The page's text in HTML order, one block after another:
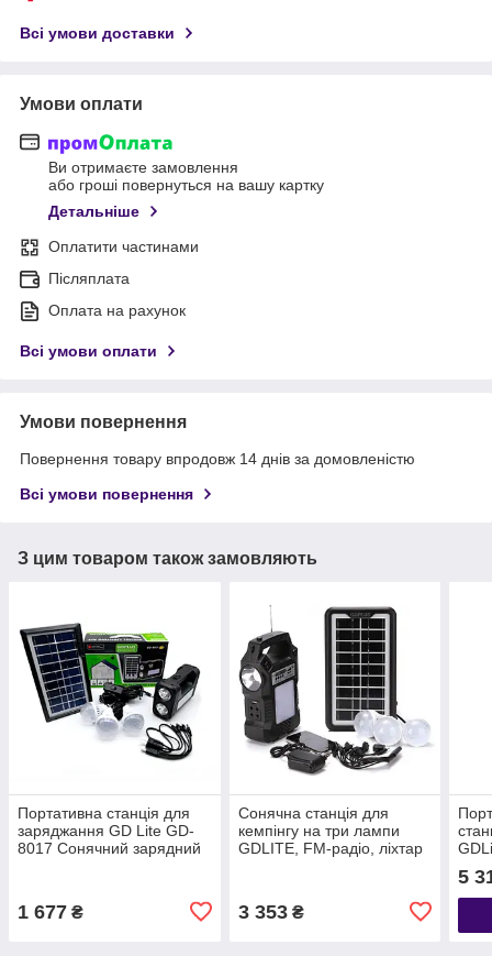
Всі умови доставки
Умови оплати
Ви отримаєте замовлення
або гроші повернуться на вашу картку
Детальніше
Оплатити частинами
Післяплата
Оплата на рахунок
Всі умови оплати
Умови повернення
Повернення товару впродовж 14 днів за домовленістю
Всі умови повернення
З цим товаром також замовляють
Портативна станція для
заряджання GD Lite GD-
8017 Сонячний зарядний
1 677 ₴
Сонячна станція для
кемпінгу на три лампи
GDLITE, FM-радіо, ліхтар
3 353₴
5